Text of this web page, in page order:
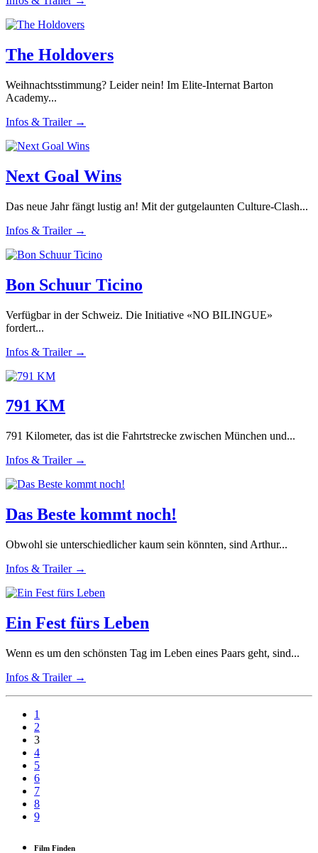
The Holdovers
Weihnachtsstimmung? Leider nein! Im Elite-Internat Barton
Academy...
Infos & Trailer →
Next Goal Wins
Das neue Jahr fängt lustig an! Mit der gutgelaunten Culture-Clash...
Infos & Trailer →
Bon Schuur Ticino
Verfügbar in der Schweiz. Die Initiative «NO BILINGUE»
fordert...
Infos & Trailer →
791 KM
791 Kilometer, das ist die Fahrtstrecke zwischen München und...
Infos & Trailer →
Das Beste kommt noch!
Obwohl sie unterschiedlicher kaum sein könnten, sind Arthur...
Infos & Trailer →
Ein Fest fürs Leben
Wenn es um den schönsten Tag im Leben eines Paars geht, sind...
Infos & Trailer →
1
2
3
4
5
6
7
8
9
Film Finden